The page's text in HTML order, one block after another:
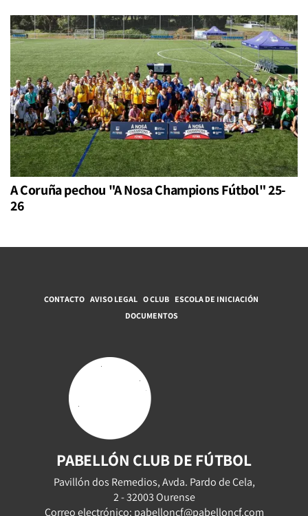
A Coruña pechou "A Nosa Champions Fútbol" 25-
26
CONTACTO AVISO LEGAL O CLUB ESCOLA DE INICIACIÓN
DOCUMENTOS
PABELLÓN CLUB DE FÚTBOL
Pavillón dos Remedios, Avda. Pardo de Cela,
2 - 32003 Ourense
Correo electrónico: pabelloncf@pabelloncf.com